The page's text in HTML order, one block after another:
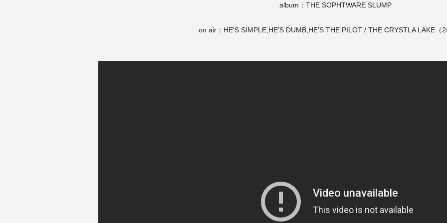
album：THE SOPHTWARE SLUMP
on air：HE'S SIMPLE,HE'S DUMB,HE'S THE PILOT / THE CRYSTLA LAKE（